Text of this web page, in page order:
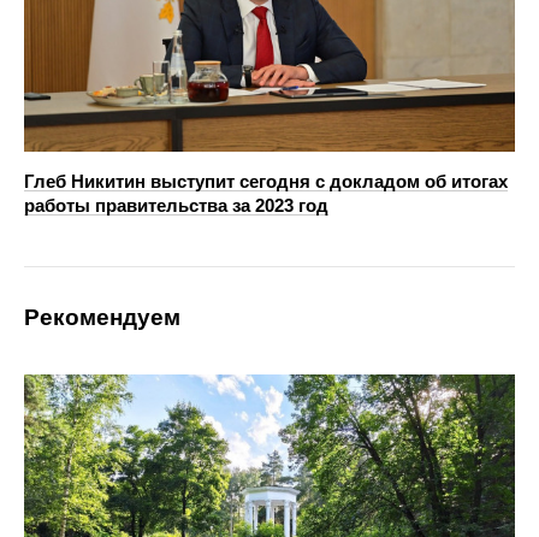
Глеб Никитин выступит сегодня с докладом об итогах
работы правительства за 2023 год
Рекомендуем